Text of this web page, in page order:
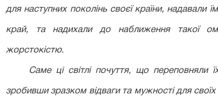
для наступних поколінь своєї країни, надавали
край, та надихали до наближення такої
жорстокістю.
Саме ці світлі почуття, що переповняли
зробивши зразком відваги та мужності для